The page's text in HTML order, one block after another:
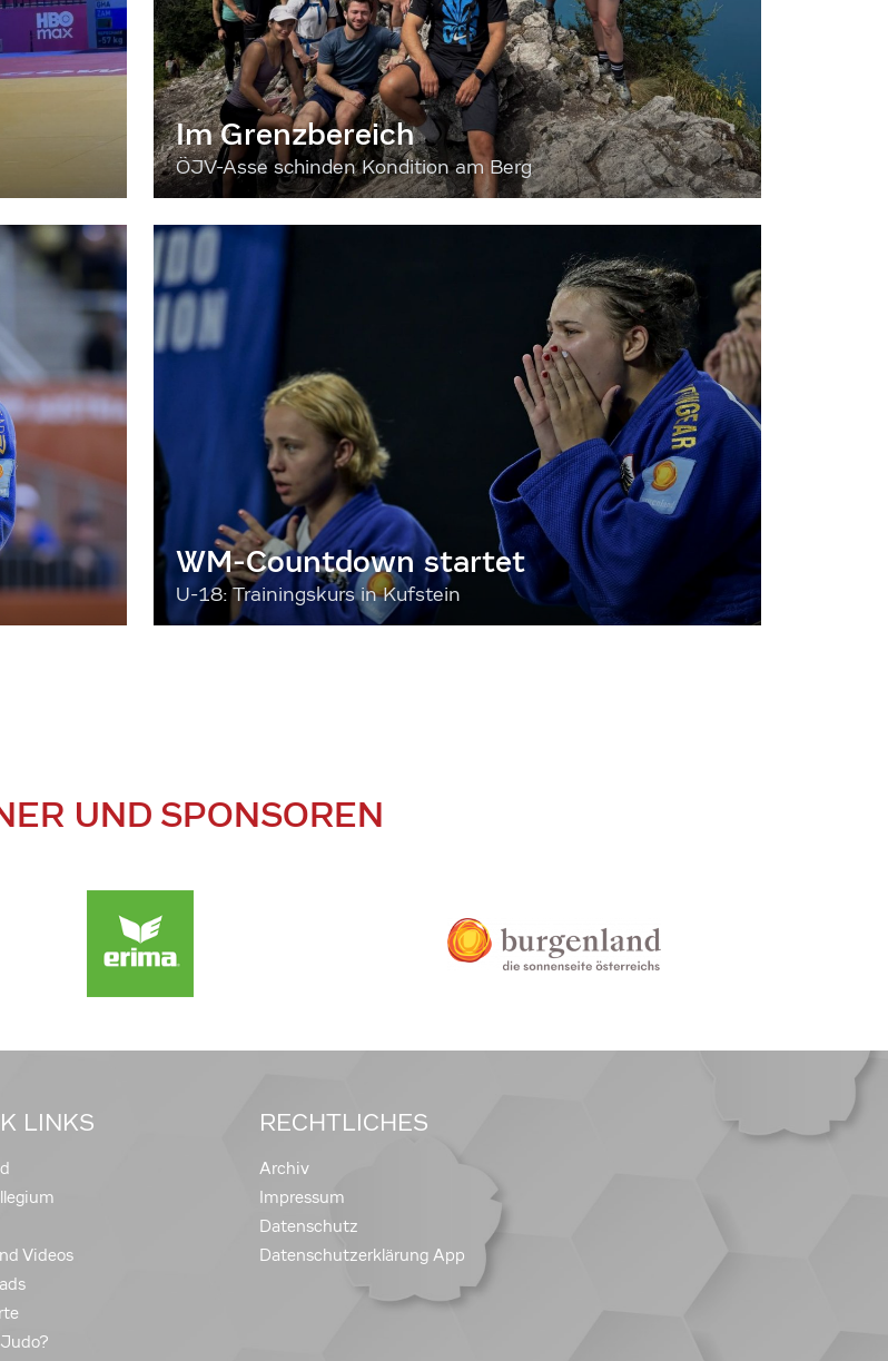
Im Grenzbereich
ÖJV-Asse schinden Kondition am Berg
WM-Countdown startet
U-18: Trainingskurs in Kufstein
UND SPONSOREN
LINKS
Videos
RECHTLICHES
Archiv
Impressum
Datenschutz
Datenschutzerklärung App